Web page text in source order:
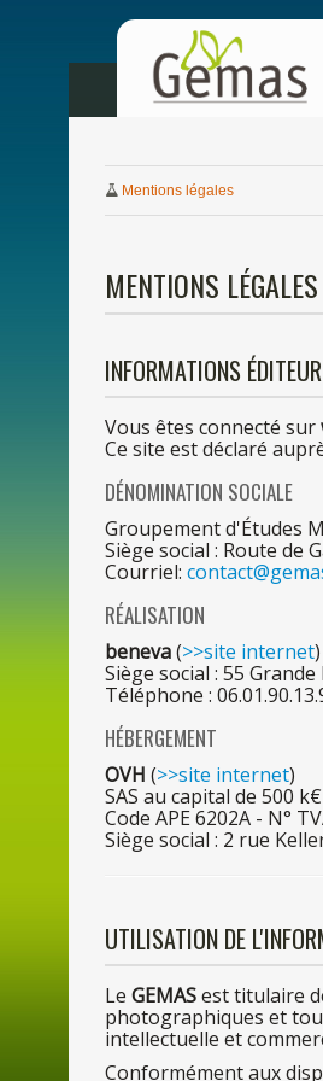
Mentions légales
MENTIONS LÉGALES
INFORMATIONS ÉDITEUR
Vous êtes connecté sur
Ce site est déclaré
DÉNOMINATION SOCIALE
Groupement d'Études
Siège social : Route de
Courriel:
RÉALISATION
beneva(>>site internet)
Siège social : 55 Grande
Téléphone :
HÉBERGEMENT
OVH (>>site internet)
SAS au capital de 500
Code APE 6202A - N°
Siège social : 2 rue
UTILISATION DE
Le GEMASest titulaire
photographiques et
intellectuelle et
Conformément aux